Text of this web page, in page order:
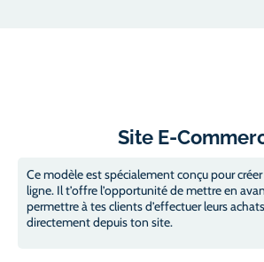
Site E-
Ce modèle est spécialement conçu pour
ligne. Il t’offre l’opportunité de mettre en
permettre à tes clients d’effectuer leurs
directement depuis ton site.